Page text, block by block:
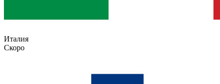
Италия
Скоро